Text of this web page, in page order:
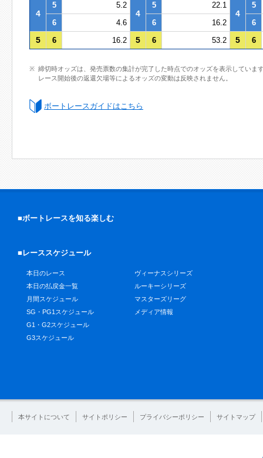
4
5 5.2
4
5 22.1
4
5
6
4.6 6 16.2 6
5 6 16.2 5 6 53.2 5 6
締切時オッズは、発売票数の集計が完了した時点でのオッズを表示していま
レース開始後の返還欠場等によるオッズの変動は反映されません。
ボートレースガイドはこちら
■ボートレースを知る楽しむ
■レーススケジュール
本日のレース
本日の払戻金一覧
月間スケジュール
SG・PG1スケジュール
G1・G2スケジュール
G3スケジュール
ヴィーナスシリーズ
ルーキーシリーズ
マスターズリーグ
メディア情報
本サイトについて サイトポリシー プライバシーポリシー サイトマップ